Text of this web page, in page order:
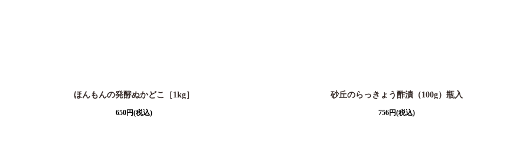
ほんもんの発酵ぬかどこ［1kg］
650円(税込)
砂丘のらっきょう酢漬（100g）瓶入
756円(税込)